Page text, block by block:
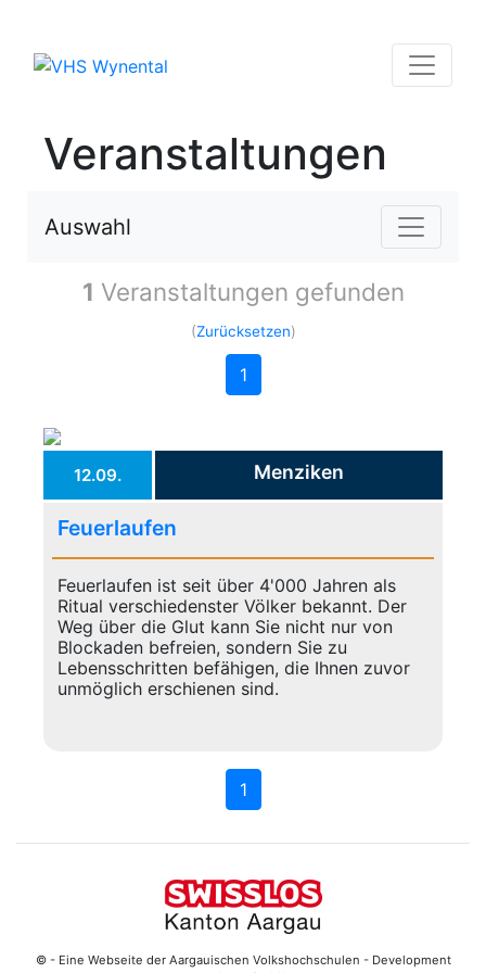
Veranstaltungen
Auswahl
1 Veranstaltungen gefunden
(Zurücksetzen)
1
12.09. Menziken
Feuerlaufen
Feuerlaufen ist seit über 4'000 Jahren als
Ritual verschiedenster Völker bekannt. Der
Weg über die Glut kann Sie nicht nur von
Blockaden befreien, sondern Sie zu
Lebensschritten befähigen, die Ihnen zuvor
unmöglich erschienen sind.
1
© - Eine Webseite der Aargauischen Volkshochschulen - Development